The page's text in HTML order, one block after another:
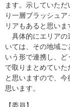
ます。示していた
り一層ブラッシュ
リアもあると思いま
具体的にエリアの
いては、その地域
いう形で連携し、
で取りまとめてい
と思いますので、
思います。
【委員】